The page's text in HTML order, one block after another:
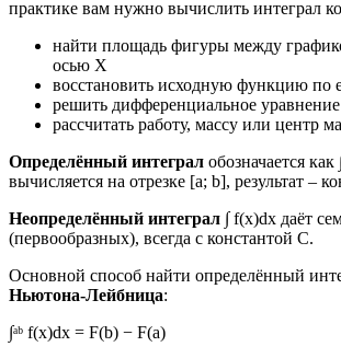
практике вам нужно вычислить интеграл
найти площадь фигуры между
осью X
восстановить исходную функцию по
решить дифференциальное
рассчитать работу, массу или центр
Определённый интеграл обозначается как
вычисляется на отрезке [a; b], результат –
Неопределённый интеграл ∫ f(x)dx даёт
(первообразных), всегда с константой C.
Основной способ найти определённый
Ньютона-Лейбница:
∫ᵃᵇ f(x)dx = F(b) − F(a)